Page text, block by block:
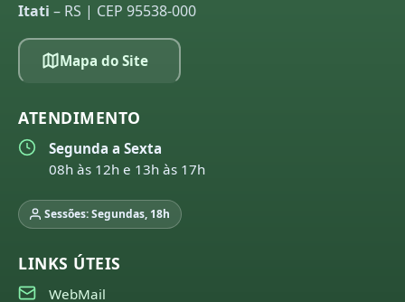
Itati – RS | CEP 95538-000
Mapa do Site
ATENDIMENTO
Segunda a Sexta
08h às 12h e 13h às 17h
Sessões: Segundas, 18h
LINKS ÚTEIS
WebMail